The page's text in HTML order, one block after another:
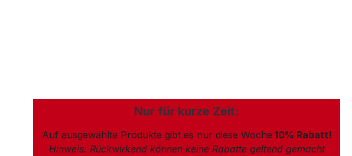
Nur für kurze Zeit:
Auf ausgewählte Produkte gibt es nur diese Woche 10% Rabatt!
Hinweis: Rückwirkend können keine Rabatte geltend gemacht